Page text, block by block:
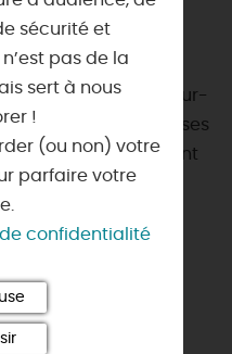
SUR-LOIRE
de Loire, à Meung-sur-
du centre-ville et de ses
vivre un moment
te...
JARDIN
sécurité et
pas de la
sert à nous
!
(ou non) votre
parfaire votre
confidentialité